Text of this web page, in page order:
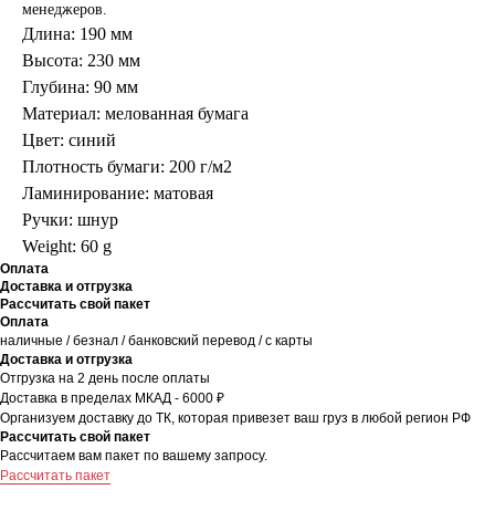
менеджеров.
Длина: 190 мм
Высота: 230 мм
Глубина: 90 мм
Материал: мелованная бумага
Цвет: синий
Плотность бумаги: 200 г/м2
Ламинирование: матовая
Ручки: шнур
Weight: 60 g
Оплата
Доставка и отгрузка
Рассчитать свой пакет
Оплата
наличные / безнал / банковский перевод / с карты
Доставка и отгрузка
Отгрузка на 2 день после оплаты
Доставка в пределах МКАД - 6000 ₽
Организуем доставку до ТК, которая привезет ваш груз в любой регион РФ
Рассчитать свой пакет
Рассчитаем вам пакет по вашему запросу.
Рассчитать пакет